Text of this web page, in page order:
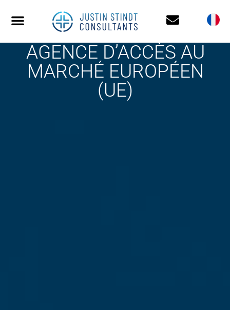
AGENCE D’ACCÈS AU
MARCHÉ EUROPÉEN
(UE)